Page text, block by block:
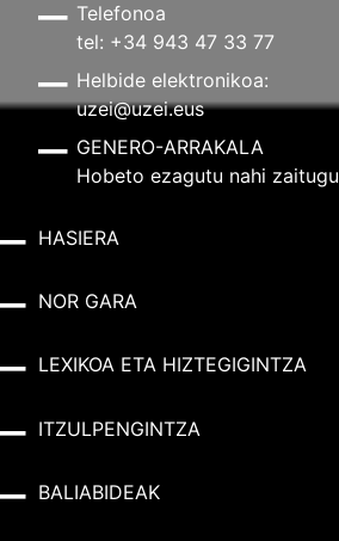
Telefonoa
tel: +34 943 47 33 77
Helbide elektronikoa:
uzei@uzei.eus
GENERO-ARRAKALA
Hobeto ezagutu nahi zaitugu
HASIERA
NOR GARA
LEXIKOA ETA HIZTEGIGINTZA
ITZULPENGINTZA
BALIABIDEAK